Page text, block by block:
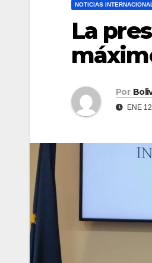
NOTICIAS
La
Por
ENE